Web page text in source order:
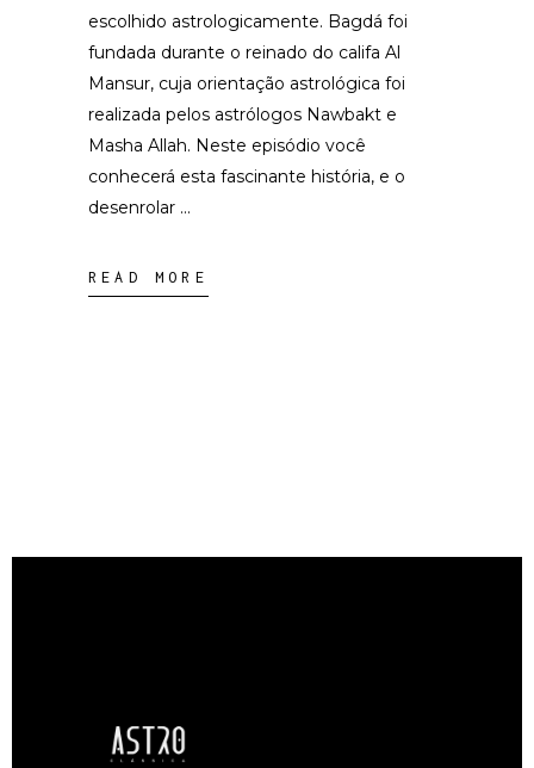
escolhido astrologicamente. Bagdá foi
fundada durante o reinado do califa Al
Mansur, cuja orientação astrológica foi
realizada pelos astrólogos Nawbakt e
Masha Allah. Neste episódio você
conhecerá esta fascinante história, e o
desenrolar
READ MORE